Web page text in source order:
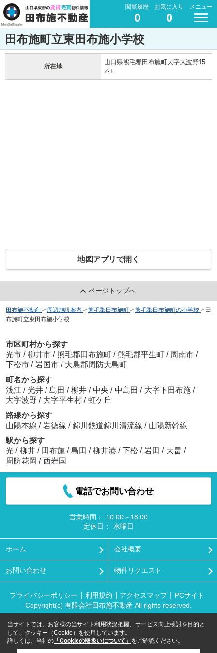
閲覧履歴
0
お気に入り
0
メニュー
田布施町立東田布施小学校
所在地
山口県熊毛郡田布施町大字大波野15
2-1
地図アプリで開く
ページトップへ
田布施不動産 > 周辺施設案内 > 熊毛郡田布施町 > 熊毛郡田布施町の小学校 > 田
布施町立東田布施小学校
市区町村から探す
光市 / 柳井市 / 熊毛郡田布施町 / 熊毛郡平生町 / 周南市 /
下松市 / 岩国市 / 大島郡周防大島町
町名から探す
浅江 / 光井 / 島田 / 柳井 / 中央 / 中島田 / 大字下田布施 /
大字波野 / 大字平生村 / 虹ケ丘
路線から探す
山陽本線 / 岩徳線 / 錦川鉄道錦川清流線 / 山陽新幹線
駅から探す
光 / 柳井 / 田布施 / 島田 / 柳井港 / 下松 / 岩田 / 大畠 /
周防花岡 / 西岩国
電話でお問い合わせ
営業時間：
10:00～18:00
定休日：
水曜日
ホーム 会社概要
お問い合わせ 物件リクエスト
プライバシーポリシー 利用規約 アクセスマップ
PCサイト
Copyright(c) 有限会社田布施不動産 All rights reserved.
当サイトでは、お客様の当サイト利用状況把握、サービス向上検討を目的と
して、クッキー（Cookie）を使用しています。
詳しくは、当社の 「Cookieの取扱いについて」 をご確認ください。